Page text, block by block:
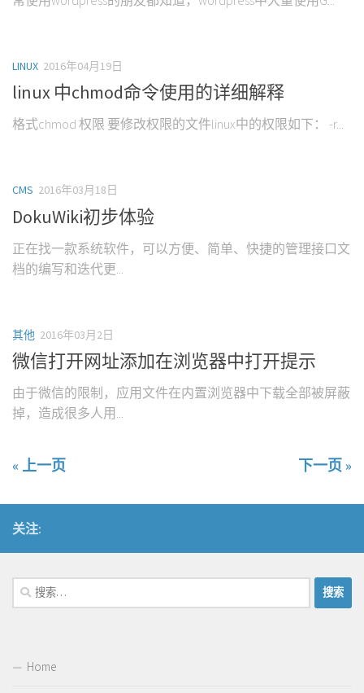
LINUX 2016年04月19日
linux 中chmod命令使用的详细解释
格式chmod 权限 要修改权限的文件linux中的权限如下： -r...
CMS 2016年03月18日
DokuWiki初步体验
正在找一款系统软件，可以方便、简单、快捷的管理接口文
档的编写和迭代更...
其他 2016年03月2日
微信打开网址添加在浏览器中打开提示
由于微信的限制，应用文件在内置浏览器中下载全部被屏蔽
掉，造成很多人用...
« 上一页 下一页 »
关注:
搜
索：
Home